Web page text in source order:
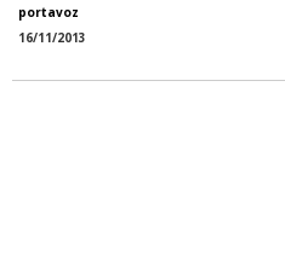
portavoz
16/11/2013